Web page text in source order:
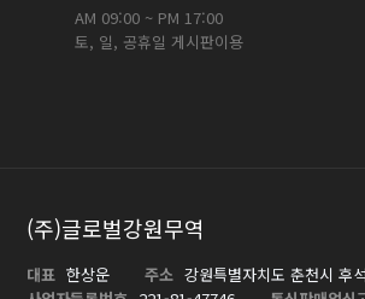
AM 09:00 ~ PM 17:00
토, 일, 공휴일 게시판이용
(주)글로벌강원무역
대표 한상운 주소 강원특별자치도 춘천시 후